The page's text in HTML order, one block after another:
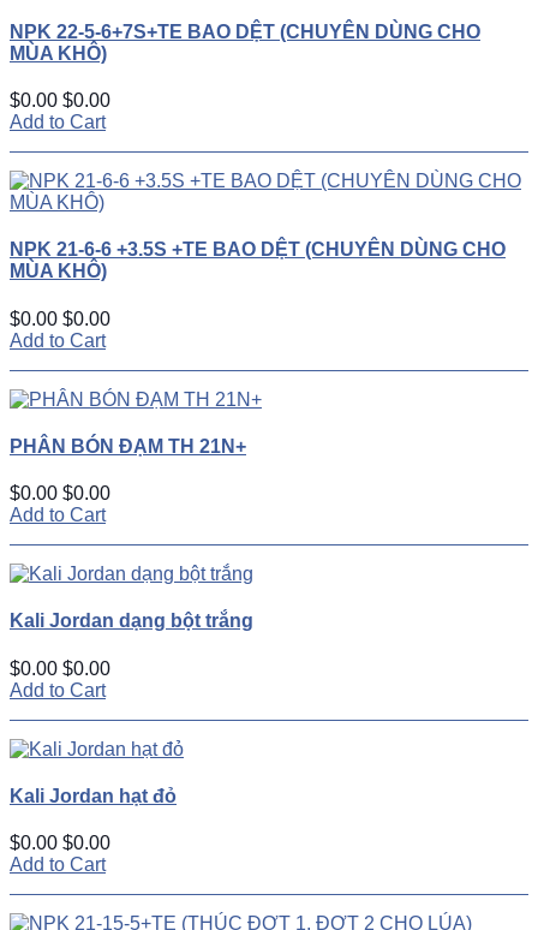
NPK 22-5-6+7S+TE BAO DỆT (CHUYÊN DÙNG CHO
MÙA KHÔ)
$0.00 $0.00
Add to Cart
NPK 21-6-6 +3.5S +TE BAO DỆT (CHUYÊN DÙNG CHO
MÙA KHÔ)
$0.00 $0.00
Add to Cart
PHÂN BÓN ĐẠM TH 21N+
$0.00 $0.00
Add to Cart
Kali Jordan dạng bột trắng
$0.00 $0.00
Add to Cart
Kali Jordan hạt đỏ
$0.00 $0.00
Add to Cart